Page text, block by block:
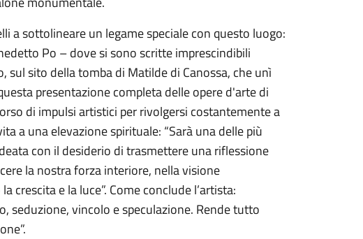
a sottolineare un legame speciale con questo luogo:
Po – dove si sono scritte imprescindibili
sul sito della tomba di Matilde di Canossa, che unì
presentazione completa delle opere d'arte di
di impulsi artistici per rivolgersi costantemente a
a una elevazione spirituale: “Sarà una delle più
con il desiderio di trasmettere una riflessione
la nostra forza interiore, nella visione
crescita e la luce”. Come conclude l’artista:
seduzione, vincolo e speculazione. Rende tutto